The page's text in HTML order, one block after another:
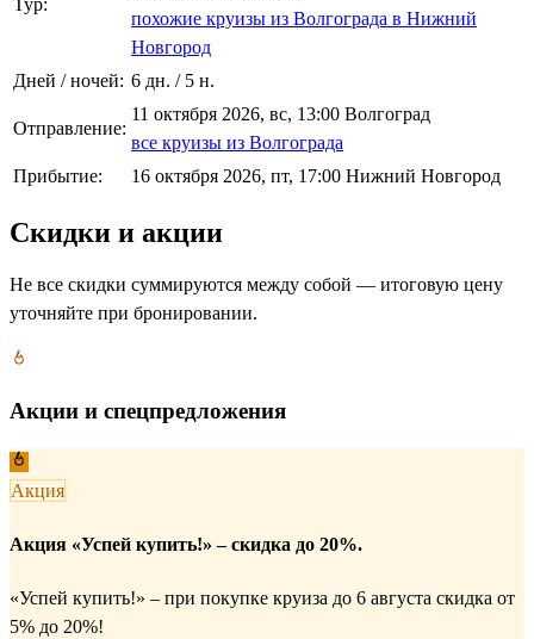
похожие круизы из Волгограда в Нижний
Новгород
Дней / ночей: 6 дн. / 5 н.
Отправление:
11 октября 2026, вс, 13:00 Волгоград
все круизы из Волгограда
Прибытие:
16 октября 2026, пт, 17:00 Нижний Новгород
Скидки и акции
Не все скидки суммируются между собой — итоговую цену
уточняйте при бронировании.
Акции и спецпредложения
Акция
Акция «Успей купить!» – скидка до 20%.
«Успей купить!» – при покупке круиза до 6 августа скидка от
5% до 20%!